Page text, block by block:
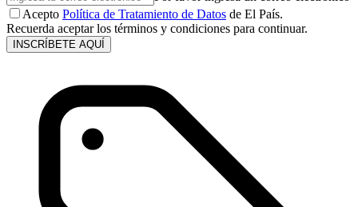
Acepto Política de Tratamiento de Datos de El País.
Recuerda aceptar los términos y condiciones para continuar.
INSCRÍBETE AQUÍ